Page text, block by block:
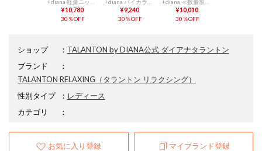
¥10,780
30％OFF
¥9,240
30％OFF
¥10,010
30％OFF
ショップ ： TALANTON by DIANA公式 ダイアナタラントン
ブランド
：
TALANTON RELAXING （タラントン リラクシング）
性別タイプ
： レディース
カテゴリ
：
お気に入り登録 マイブランド登録